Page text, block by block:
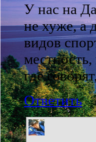
У нас на
не хуже, а
видов
где
Ответить